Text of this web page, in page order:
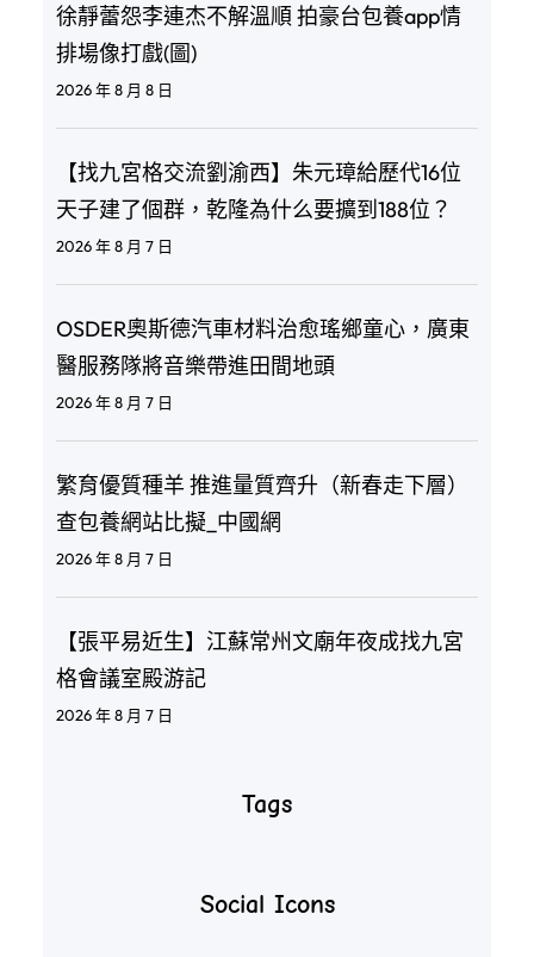
徐靜蕾怨李連杰不解溫順 拍豪台包養app情
排場像打戲(圖)
2026 年 8 月 8 日
【找九宮格交流劉渝西】朱元璋給歷代16位
天子建了個群，乾隆為什么要擴到188位？
2026 年 8 月 7 日
OSDER奧斯德汽車材料治愈瑤鄉童心，廣東
醫服務隊將音樂帶進田間地頭
2026 年 8 月 7 日
繁育優質種羊 推進量質齊升（新春走下層）
查包養網站比擬_中國網
2026 年 8 月 7 日
【張平易近生】江蘇常州文廟年夜成找九宮
格會議室殿游記
2026 年 8 月 7 日
Tags
Social Icons